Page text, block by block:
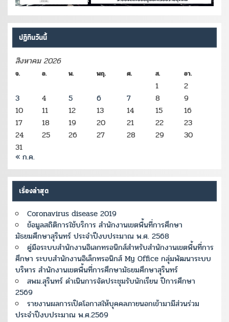
ปฏิทินวันนี้
สิงหาคม 2026
จ. อ. พ. พฤ. ศ. ส. อา.
1
2
3
4 5 6 7 8
9
10
11 12 13 14 15
16
17
18 19 20 21 22
23
24
25 26 27 28 29
30
31
« ก.ค.
เรื่องล่าสุด
Coronavirus disease 2019
ข้อมูลสถิติการใช้บริการ สำนักงานเขตพื้นที่การศึกษา
มัธยมศึกษาสุรินทร์ ประจำปีงบประมาณ พ.ศ. 2568
คู่มือระบบสำนักงานอิเลกทรอนิกส์สำหรับสำนักงานเขตพื้นที่การ
ศึกษา ระบบสำนักงานอิเล็กทรอนิกส์ My Office กลุ่มพัฒนาระบบ
บริหาร สำนักงานเขตพื้นที่การศึกษามัธยมศึกษาสุรินทร์
สพม.สุรินทร์ ดำเนินการจัดประชุมรับนักเรียน ปีการศึกษา
2569
รายงานผลการเปิดโอกาสให้บุคคลภายนอกเข้ามามีส่วนร่วม
ประจำปีงบประมาณ พ.ศ.2569